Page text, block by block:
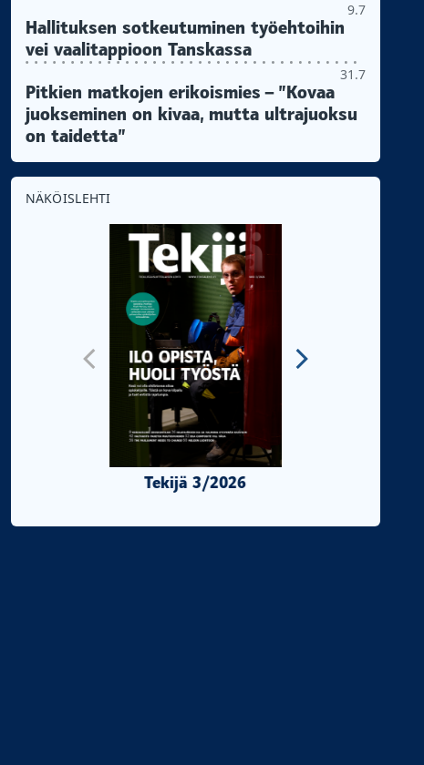
9.7
Hallituksen sotkeutuminen työehtoihin
vei vaalitappioon Tanskassa
31.7
Pitkien matkojen erikoismies – ”Kovaa
juokseminen on kivaa, mutta ultrajuoksu
on taidetta”
NÄKÖISLEHTI
Tekijä 3/2026